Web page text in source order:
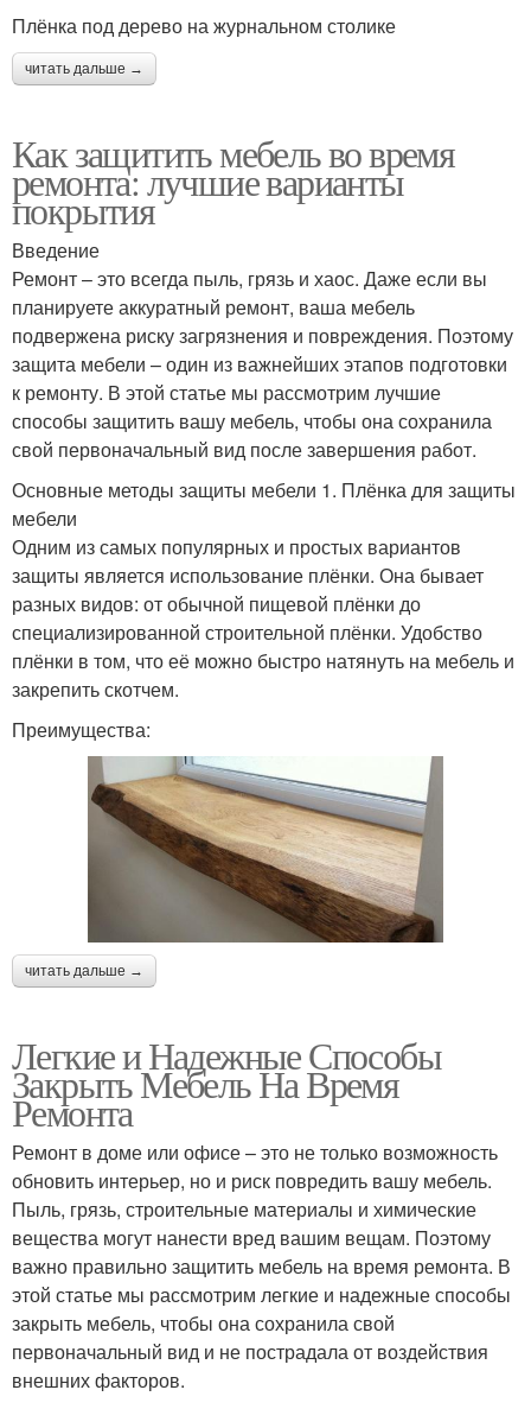
Плёнка под дерево на журнальном столике
читать дальше →
Как защитить мебель во время
ремонта: лучшие варианты
покрытия
Введение
Ремонт – это всегда пыль, грязь и хаос. Даже если вы
планируете аккуратный ремонт, ваша мебель
подвержена риску загрязнения и повреждения. Поэтому
защита мебели – один из важнейших этапов подготовки
к ремонту. В этой статье мы рассмотрим лучшие
способы защитить вашу мебель, чтобы она сохранила
свой первоначальный вид после завершения работ.
Основные методы защиты мебели 1. Плёнка для защиты
мебели
Одним из самых популярных и простых вариантов
защиты является использование плёнки. Она бывает
разных видов: от обычной пищевой плёнки до
специализированной строительной плёнки. Удобство
плёнки в том, что её можно быстро натянуть на мебель и
закрепить скотчем.
Преимущества:
читать дальше →
Легкие и Надежные Способы
Закрыть Мебель На Время
Ремонта
Ремонт в доме или офисе – это не только возможность
обновить интерьер, но и риск повредить вашу мебель.
Пыль, грязь, строительные материалы и химические
вещества могут нанести вред вашим вещам. Поэтому
важно правильно защитить мебель на время ремонта. В
этой статье мы рассмотрим легкие и надежные способы
закрыть мебель, чтобы она сохранила свой
первоначальный вид и не пострадала от воздействия
внешних факторов.